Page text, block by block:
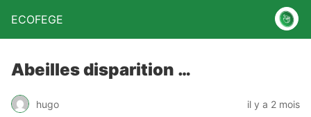
ECOFEGE
Abeilles disparition …
hugo il y a 2 mois